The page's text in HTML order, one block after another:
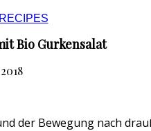
RECIPES
Bio Gurkensalat
der Bewegung nach